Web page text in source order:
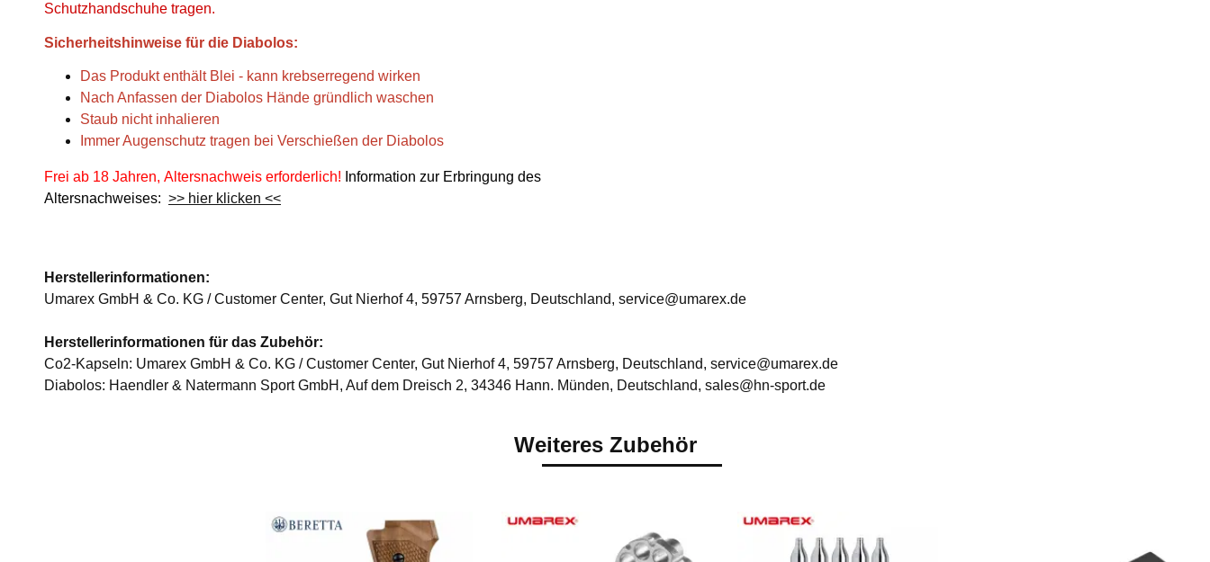
Schutzhandschuhe tragen.
Sicherheitshinweise für die Diabolos:
Das Produkt enthält Blei - kann krebserregend wirken
Nach Anfassen der Diabolos Hände gründlich waschen
Staub nicht inhalieren
Immer Augenschutz tragen bei Verschießen der Diabolos
Frei ab 18 Jahren, Altersnachweis erforderlich! Information zur Erbringung des
Altersnachweises: >> hier klicken <<
Herstellerinformationen:
Umarex GmbH & Co. KG / Customer Center, Gut Nierhof 4, 59757 Arnsberg, Deutschland, service@umarex.de
Herstellerinformationen für das Zubehör:
Co2-Kapseln: Umarex GmbH & Co. KG / Customer Center, Gut Nierhof 4, 59757 Arnsberg, Deutschland, service@umarex.de
Diabolos: Haendler & Natermann Sport GmbH, Auf dem Dreisch 2, 34346 Hann. Münden, Deutschland, sales@hn-sport.de
Weiteres Zubehör